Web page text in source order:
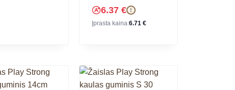
6.37€ !
Įprasta kaina:6.71€